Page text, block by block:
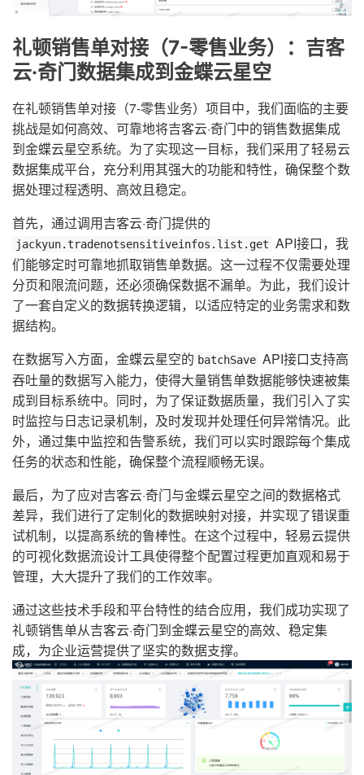
礼顿销售单对接（7-零售业务）：吉客
云·奇门数据集成到金蝶云星空
在礼顿销售单对接（7-零售业务）项目中，我们面临的主要
挑战是如何高效、可靠地将吉客云·奇门中的销售数据集成
到金蝶云星空系统。为了实现这一目标，我们采用了轻易云
数据集成平台，充分利用其强大的功能和特性，确保整个数
据处理过程透明、高效且稳定。
首先，通过调用吉客云·奇门提供的
jackyun.tradenotsensitiveinfos.list.get API接口，我
们能够定时可靠地抓取销售单数据。这一过程不仅需要处理
分页和限流问题，还必须确保数据不漏单。为此，我们设计
了一套自定义的数据转换逻辑，以适应特定的业务需求和数
据结构。
在数据写入方面，金蝶云星空的 batchSave API接口支持高
吞吐量的数据写入能力，使得大量销售单数据能够快速被集
成到目标系统中。同时，为了保证数据质量，我们引入了实
时监控与日志记录机制，及时发现并处理任何异常情况。此
外，通过集中监控和告警系统，我们可以实时跟踪每个集成
任务的状态和性能，确保整个流程顺畅无误。
最后，为了应对吉客云·奇门与金蝶云星空之间的数据格式
差异，我们进行了定制化的数据映射对接，并实现了错误重
试机制，以提高系统的鲁棒性。在这个过程中，轻易云提供
的可视化数据流设计工具使得整个配置过程更加直观和易于
管理，大大提升了我们的工作效率。
通过这些技术手段和平台特性的结合应用，我们成功实现了
礼顿销售单从吉客云·奇门到金蝶云星空的高效、稳定集
成，为企业运营提供了坚实的数据支撑。